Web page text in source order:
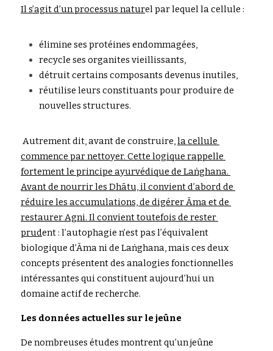
Il s’agit d’un processus naturel par lequel la cellule :
élimine ses protéines endommagées,
recycle ses organites vieillissants,
détruit certains composants devenus inutiles,
réutilise leurs constituants pourproduire de
nouvelles structures.
Autrement dit, avant de construire,la cellule
commence par nettoyer. Cette logique rappelle
fortement le principe ayurvédique de Laṅghana.
Avant de nourrir les Dhātu, il convient d’abord de
réduire les accumulations, de digérer Āma et de
restaurer Agni. Il convient toutefois de rester
prud
biologique d’Āma ni de Laṅghana, mais ces deux
concepts présentent des analogies fonctionnelles
intéressantes qui constituent aujourd’hui un
domaine actif de recherche.
Les données actuelles sur le jeûne
De nombreuses études montrent qu’un jeûne